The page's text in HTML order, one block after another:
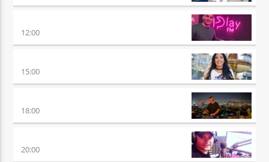
12:00
15:00
18:00
20:00